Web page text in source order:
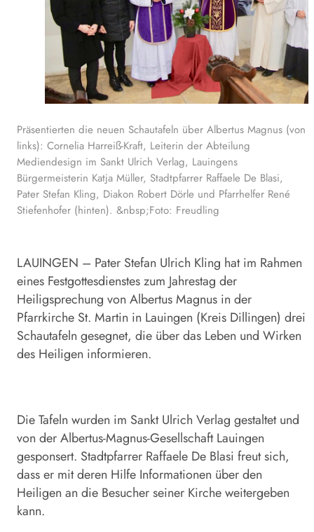
Präsentierten die neuen Schautafeln über Albertus Magnus (von
links): Cornelia Harreiß-Kraft, Leiterin der Abteilung
Mediendesign im Sankt Ulrich Verlag, Lauingens
Bürgermeisterin Katja Müller, Stadtpfarrer Raffaele De Blasi,
Pater Stefan Kling, Diakon Robert Dörle und Pfarrhelfer René
Stiefenhofer (hinten). &nbsp;Foto: Freudling
LAUINGEN – Pater Stefan Ulrich Kling hat im Rahmen
eines Festgottesdienstes zum Jahrestag der
Heiligsprechung von Albertus Magnus in der
Pfarrkirche St. Martin in Lauingen (Kreis Dillingen) drei
Schautafeln gesegnet, die über das Leben und Wirken
des Heiligen informieren.
Die Tafeln wurden im Sankt Ulrich Verlag gestaltet und
von der Albertus-Magnus-Gesellschaft Lauingen
gesponsert. Stadtpfarrer Raffaele De Blasi freut sich,
dass er mit deren Hilfe Informationen über den
Heiligen an die Besucher seiner Kirche weitergeben
kann.